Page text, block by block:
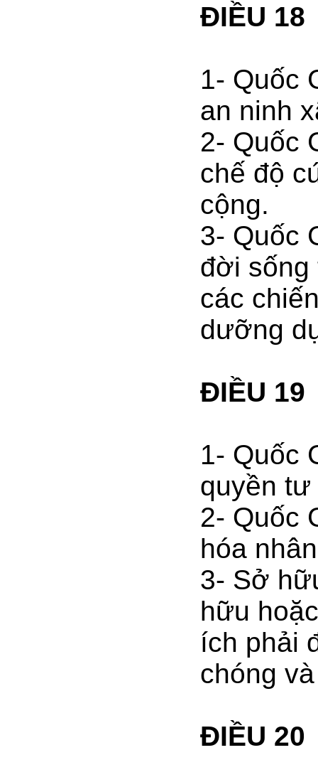
ĐIỀU 18
1- Quốc
an ninh
2- Quốc
chế độ
cộng.
3- Quốc
đời sống
các
dưỡng
ĐIỀU 19
1- Quốc
quyền
2- Quốc
hóa
3- Sở
hữu
ích phải
chóng
ĐIỀU 20